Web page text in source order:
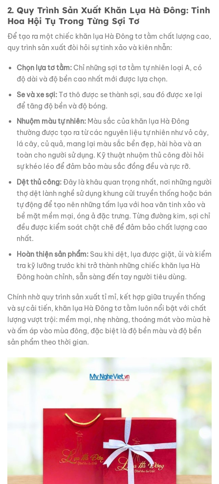
2. Quy Trình Sản Xuất Khăn Lụa Hà Đông: Tinh
Hoa Hội Tụ Trong Từng Sợi Tơ
Để tạo ra một chiếc khăn lụa Hà Đông tơ tằm chất lượng cao,
quy trình sản xuất đòi hỏi sự tinh xảo và kiên nhẫn:
Chọn lựa tơ tằm:Chỉ những sợi tơ tằm tự nhiên loại A, có
độ dài và độ bền cao nhất mới được lựa chọn.
Se và xe sợi:Tơ thô được se thành sợi, sau đó được xe lại
để tăng độ bền và độ bóng.
Nhuộm màu tự nhiên:Màu sắc của khăn lụa Hà Đông
thường được tạo ra từ các nguyên liệu tự nhiên như vỏ cây,
lá cây, củ quả, mang lại màu sắc bền đẹp, hài hòa và an
toàn cho người sử dụng. Kỹ thuật nhuộm thủ công đòi hỏi
sự khéo léo để đảm bảo màu sắc đồng đều và rực rỡ.
Dệt thủ công:Đây là khâu quan trọng nhất, nơi những người
thợ dệt lành nghề sử dụng khung cửi truyền thống hoặc bán
tự động để tạo nên những tấm lụa với hoa văn tinh xảo và
bề mặt mềm mại, óng ả đặc trưng. Từng đường kim, sợi chỉ
đều được kiểm soát chặt chẽ để đảm bảo chất lượng cao
nhất.
Hoàn thiện sản phẩm:Sau khi dệt, lụa được giặt, ủi và kiểm
tra kỹ lưỡng trước khi trở thành những chiếc khăn lụa Hà
Đông hoàn chỉnh, sẵn sàng đến tay người tiêu dùng.
Chính nhờ quy trình sản xuất tỉ mỉ, kết hợp giữa truyền thống
và sự cải tiến, khăn lụa Hà Đông tơ tằm luôn nổi bật với chất
lượng vượt trội: mềm mại, nhẹ nhàng, thoáng mát vào mùa hè
và ấm áp vào mùa đông, đặc biệt là độ bền màu và độ bền
sản phẩm theo thời gian.